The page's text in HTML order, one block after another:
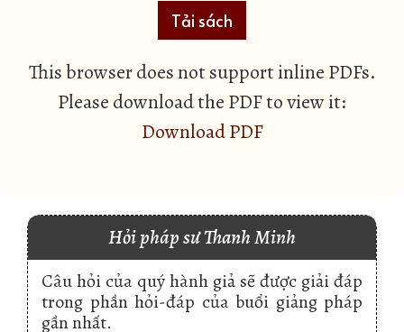
Tải sách
This browser does not support inline PDFs.
Please download the PDF to view it:
Download PDF
Hỏi pháp sư Thanh Minh
Câu hỏi của quý hành giả sẽ được giải đáp
trong phần hỏi-đáp của buổi giảng pháp
gần nhất.